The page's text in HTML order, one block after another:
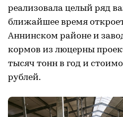
реализовала целый ряд
ближайшее время
Аннинском районе и
кормов из люцерны
тысяч тонн в год и
рублей.